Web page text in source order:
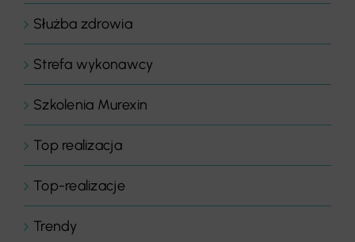
Służba zdrowia
Strefa wykonawcy
Szkolenia Murexin
Top realizacja
Top-realizacje
Trendy